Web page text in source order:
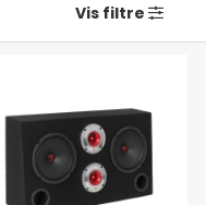
Vis filtre